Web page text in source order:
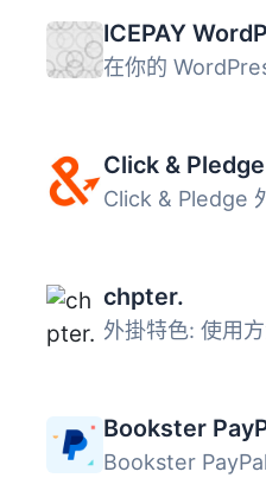
Click &
chpter.
Bookster